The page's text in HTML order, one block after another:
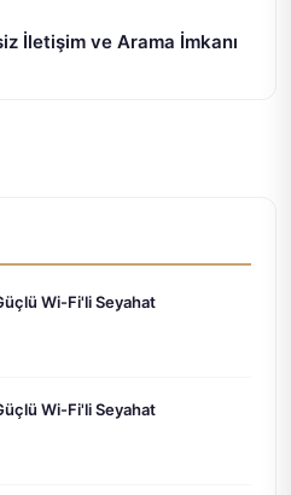
İletişim ve Arama İmkanı
Wi-Fi'li Seyahat
Wi-Fi'li Seyahat